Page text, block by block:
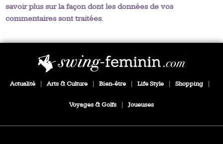
savoir plus sur la façon dont les données de vos
commentaires sont traitées.
Actualité | Arts & Culture | Bien-être | Life Style | Shopping |
Voyages & Golfs | Joueuses